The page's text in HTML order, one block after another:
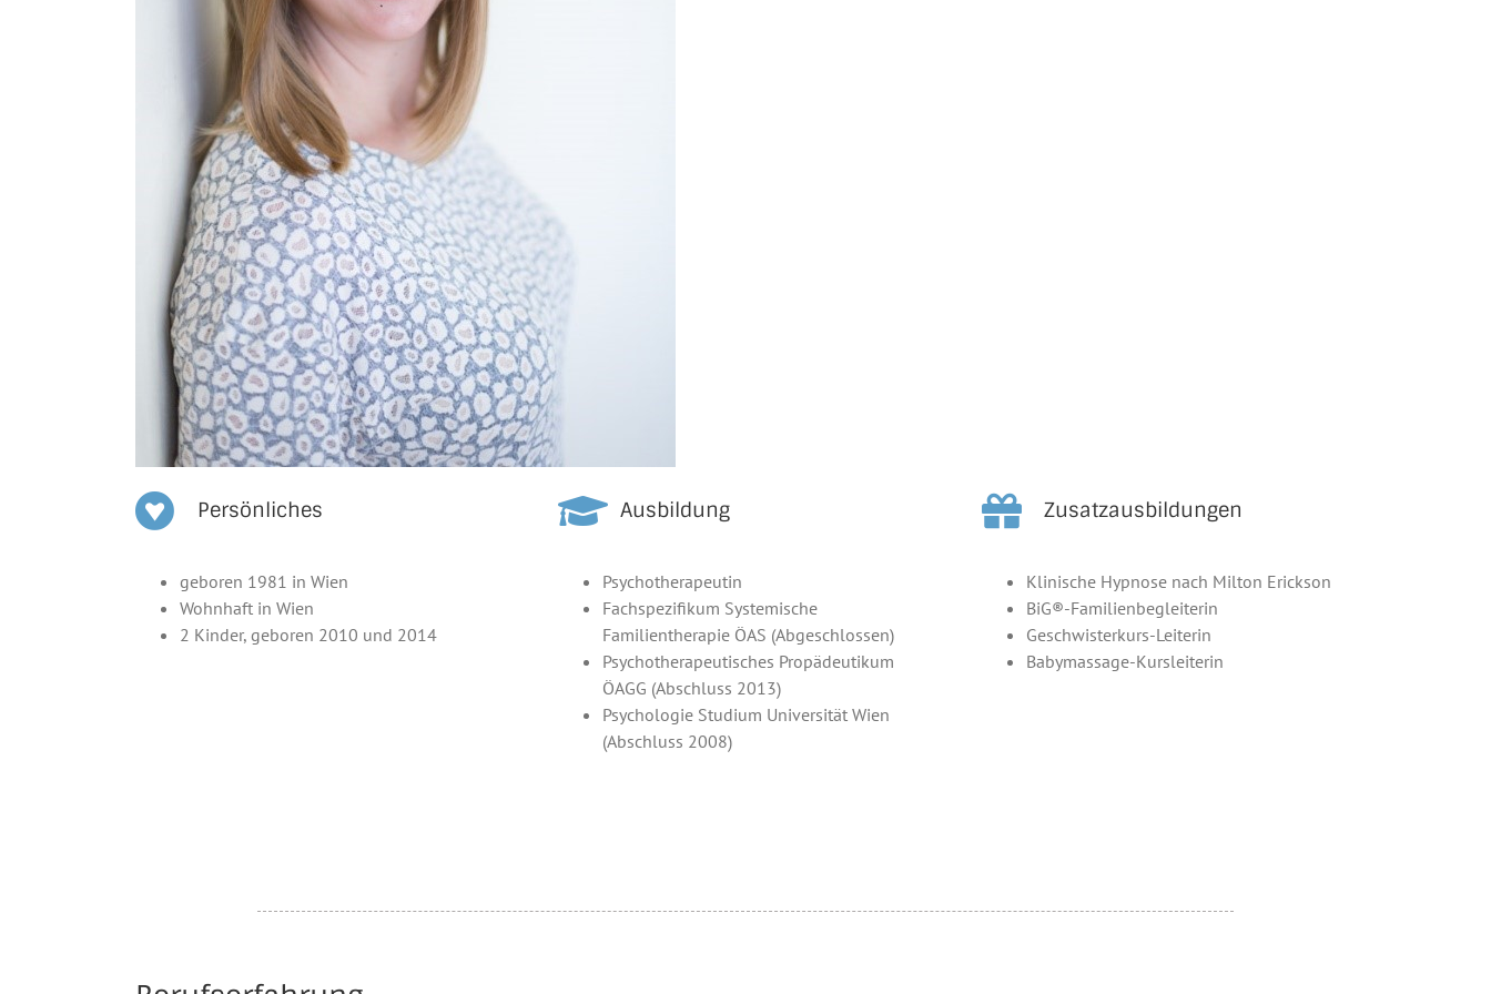
Persönliches
geboren 1981 in Wien
Wohnhaft in Wien
2 Kinder, geboren 2010 und 2014
Ausbildung
Psychotherapeutin
Fachspezifikum Systemische
Familientherapie ÖAS (Abgeschlossen)
Psychotherapeutisches Propädeutikum
ÖAGG (Abschluss 2013)
Psychologie Studium Universität Wien
(Abschluss 2008)
Zusatzausbildungen
Klinische Hypnose nach Milton Erickson
BiG®-Familienbegleiterin
Geschwisterkurs-Leiterin
Babymassage-Kursleiterin